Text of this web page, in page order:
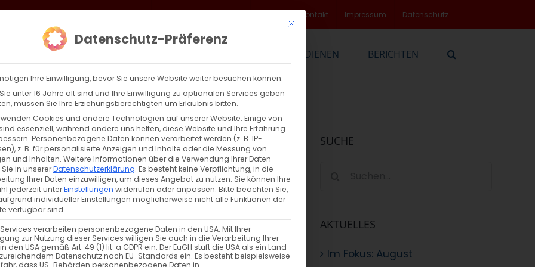
Kontakt Impressum Datenschutz
DIENEN BERICHTEN
Zurück Vor
als gelebte Solidarität“
SUCHE
AKTUELLES
Im Fokus: August
Mit diesem Button wird der Dialog geschlossen. Seine
Datenschutz-Präferenz
Ihre Einwilligung, bevor Sie unsere Website weiter besuchen können.
unter 16 Jahre alt sind und Ihre Einwilligung zu optionalen Services geben
müssen Sie Ihre Erziehungsberechtigten um Erlaubnis bitten.
Cookies und andere Technologien auf unserer Website. Einige von
essenziell, während andere uns helfen, diese Website und Ihre Erfahrung
Personenbezogene Daten können verarbeitet werden (z. B. IP-
z. B. für personalisierte Anzeigen und Inhalte oder die Messung von
und Inhalten. Weitere Informationen über die Verwendung Ihrer Daten
in unsererDatenschutzerklärung. Es besteht keine Verpflichtung, in die
Ihrer Daten einzuwilligen, um dieses Angebot zu nutzen. Sie können Ihre
jederzeit unterEinstellungen widerrufen oder anpassen. Bitte beachten Sie,
individueller Einstellungen möglicherweise nicht alle Funktionen der
verfügbar sind.
verarbeiten personenbezogene Daten in den USA. Mit Ihrer
zur Nutzung dieser Services willigen Sie auch in die Verarbeitung Ihrer
den USA gemäß Art. 49 (1) lit. a GDPR ein. Der EuGH stuft die USA als ein Land
Datenschutz nach EU-Standards ein. Es besteht beispielsweise
dass US-Behörden personenbezogene Daten in